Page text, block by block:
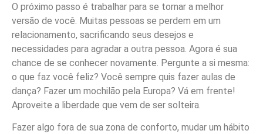
O próximo passo é trabalhar para se tornar a melhor
versão de você. Muitas pessoas se perdem em um
relacionamento, sacrificando seus desejos e
necessidades para agradar a outra pessoa. Agora é sua
chance de se conhecer novamente. Pergunte a si mesma:
o que faz você feliz? Você sempre quis fazer aulas de
dança? Fazer um mochilão pela Europa? Vá em frente!
Aproveite a liberdade que vem de ser solteira.
Fazer algo fora de sua zona de conforto, mudar um hábito